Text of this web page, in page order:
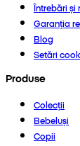
Întrebări și
Garanția
Blog
Setări
Produse
Colecții
Bebeluși
Copii